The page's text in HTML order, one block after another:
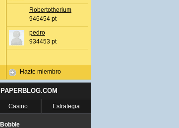
Robertotherium
946454 pt
pedro
934453 pt
Hazte miembro
Casino Estrategia